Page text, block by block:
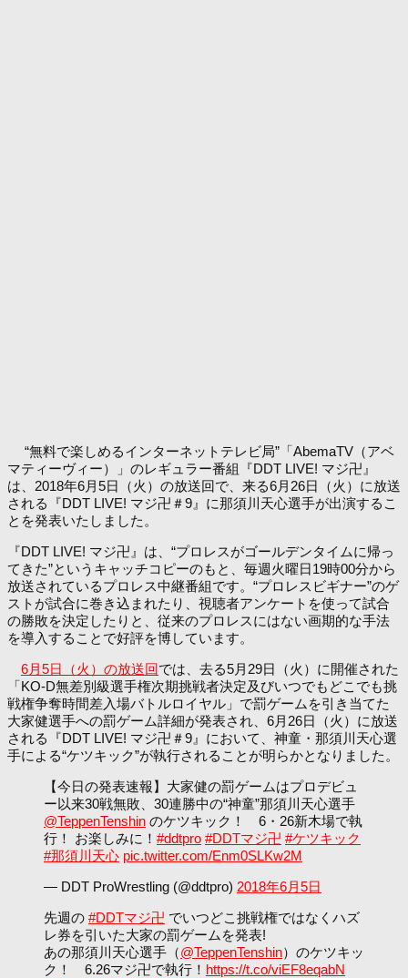
“無料で楽しめるインターネットテレビ局”「AbemaTV（アベ
マティーヴィー）」のレギュラー番組『DDT LIVE! マジ卍』
は、2018年6月5日（火）の放送回で、来る6月26日（火）に放送
される『DDT LIVE! マジ卍＃9』に那須川天心選手が出演するこ
とを発表いたしました。
『DDT LIVE! マジ卍』は、“プロレスがゴールデンタイムに帰っ
てきた”というキャッチコピーのもと、毎週火曜日19時00分から
放送されているプロレス中継番組です。“プロレスビギナー”のゲ
ストが試合に巻き込まれたり、視聴者アンケートを使って試合
の勝敗を決定したりと、従来のプロレスにはない画期的な手法
を導入することで好評を博しています。
6月5日（火）の放送回では、去る5月29日（火）に開催された
「KO-D無差別級選手権次期挑戦者決定及びいつでもどこでも挑
戦権争奪時間差入場バトルロイヤル」で罰ゲームを引き当てた
大家健選手への罰ゲーム詳細が発表され、6月26日（火）に放送
される『DDT LIVE! マジ卍＃9』において、神童・那須川天心選
手による“ケツキック”が執行されることが明らかとなりました。
【今日の発表速報】大家健の罰ゲームはプロデビュ
ー以来30戦無敗、30連勝中の“神童”那須川天心選手
@TeppenTenshin のケツキック！ 6・26新木場で執
行！ お楽しみに！ #ddtpro #DDTマジ卍 #ケツキック
#那須川天心 pic.twitter.com/Enm0SLKw2M
— DDT ProWrestling (@ddtpro) 2018年6月5日
先週の #DDTマジ卍 でいつどこ挑戦権ではなくハズ
レ券を引いた大家の罰ゲームを発表!
あの那須川天心選手（@TeppenTenshin）のケツキッ
ク！ 6.26マジ卍で執行！ https://t.co/viEF8eqabN